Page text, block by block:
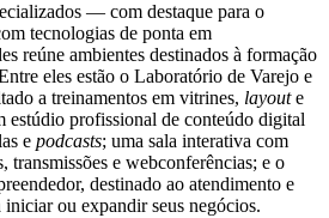
— com destaque para o
tecnologias de ponta em
reúne ambientes destinados à formação
eles estão o Laboratório de Varejo e
a treinamentos em vitrines, layoute
estúdio profissional de conteúdo digital
e podcasts; uma sala interativa com
transmissões e webconferências; e o
destinado ao atendimento e
iniciar ou expandir seus negócios.